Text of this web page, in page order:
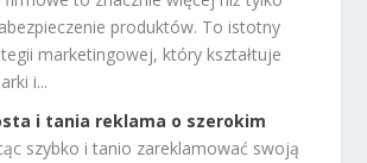
produktów. To istotny
marketingowej, który kształtuje
i...
i tania reklama o szerokim
szybko i tanio zareklamować swoją